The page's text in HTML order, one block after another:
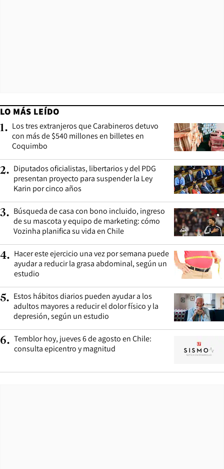
LO MÁS LEÍDO
1. Los tres extranjeros que Carabineros detuvo
con más de $540 millones en billetes en
Coquimbo
2. Diputados oficialistas, libertarios y del PDG
presentan proyecto para suspender la Ley
Karin por cinco años
3. Búsqueda de casa con bono incluido, ingreso
de su mascota y equipo de marketing: cómo
Vozinha planifica su vida en Chile
4. Hacer este ejercicio una vez por semana puede
ayudar a reducir la grasa abdominal, según un
estudio
5. Estos hábitos diarios pueden ayudar a los
adultos mayores a reducir el dolor físico y la
depresión, según un estudio
6. Temblor hoy, jueves 6 de agosto en Chile:
consulta epicentro y magnitud